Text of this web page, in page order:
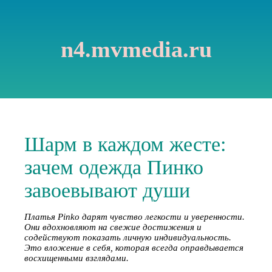
n4.mvmedia.ru
Шарм в каждом жесте:
зачем одежда Пинко
завоевывают души
Платья Pinko дарят чувство легкости и уверенности.
Они вдохновляют на свежие достижения и
содействуют показать личную индивидуальность.
Это вложение в себя, которая всегда оправдывается
восхищенными взглядами.